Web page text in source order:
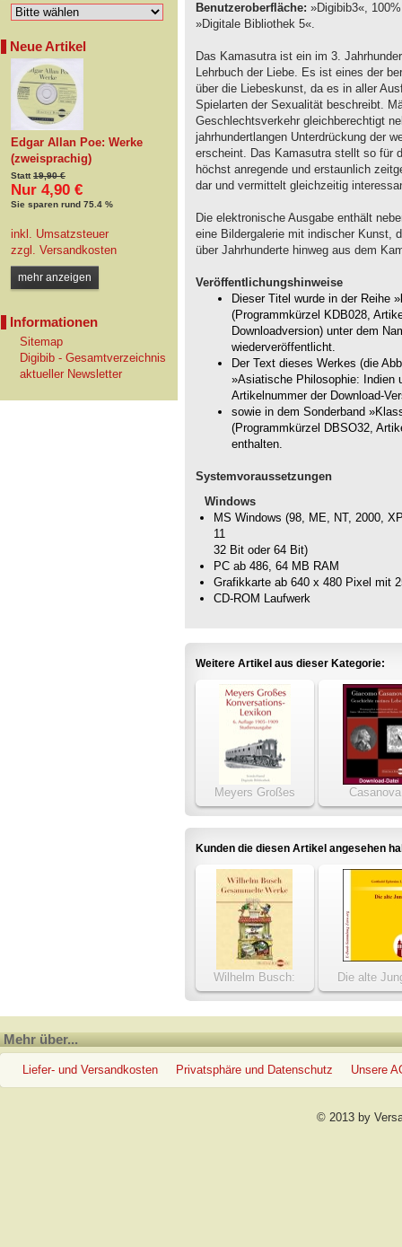
Neue Artikel
Edgar Allan Poe: Werke
(zweisprachig)
Statt19,90 €
Nur 4,90 €
Sie sparen rund 75.4 %
inkl. Umsatzsteuer
zzgl. Versandkosten
mehr anzeigen
Informationen
Sitemap
Digibib - Gesamtverzeichnis
aktueller Newsletter
Benutzeroberfläche: »Digibib3«,
»Digitale Bibliothek 5«.
Das Kamasutra ist ein im 3.
Lehrbuch der Liebe. Es ist eines der
über die Liebeskunst, da es in aller
Spielarten der Sexualität beschreibt.
Geschlechtsverkehr gleichberechtigt
jahrhundertlangen Unterdrückung der
erscheint. Das Kamasutra stellt so für
höchst anregende und erstaunlich
dar und vermittelt gleichzeitig
Die elektronische Ausgabe enthält
eine Bildergalerie mit indischer Kunst,
über Jahrhunderte hinweg aus dem
Veröffentlichungshinweise
Dieser Titel wurde in der Reihe
(Programmkürzel KDB028,
Downloadversion) unter dem
wiederveröffentlicht.
Der Text dieses Werkes (die
»Asiatische Philosophie: Indien
Artikelnummer der Download-
sowie in dem Sonderband
(Programmkürzel DBSO32,
enthalten.
Systemvoraussetzungen
Windows
MS Windows (98, ME, NT, 2000,
11
32 Bit oder 64 Bit)
PC ab 486, 64 MB RAM
Grafikkarte ab 640 x 480 Pixel mit
CD-ROM Laufwerk
Weitere Artikel aus dieser Kategorie:
Meyers Großes
Konversations-Lexikon
1905-1909
(Studienausgabe)
Geschichte
Lebens
Kunden die diesen Artikel angesehen
Wilhelm Busch:
Gesammelte Werke
Die alte
Mehr über...
Liefer- und Versandkosten Privatsphäre und Datenschutz Unsere
© 2013 by